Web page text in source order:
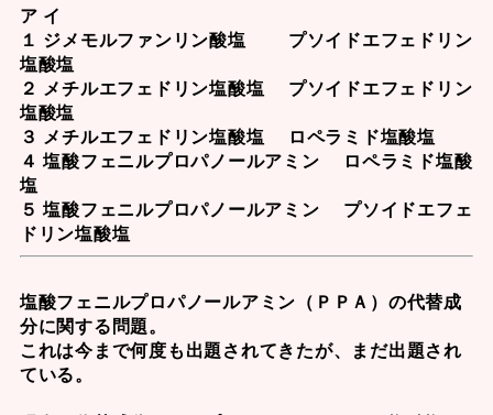
ア イ
１ ジメモルファンリン酸塩 プソイドエフェドリン
塩酸塩
２ メチルエフェドリン塩酸塩 プソイドエフェドリン
塩酸塩
３ メチルエフェドリン塩酸塩 ロペラミド塩酸塩
４ 塩酸フェニルプロパノールアミン ロペラミド塩酸
塩
５ 塩酸フェニルプロパノールアミン プソイドエフェ
ドリン塩酸塩
塩酸フェニルプロパノールアミン（ＰＰＡ）の代替成
分に関する問題。
これは今まで何度も出題されてきたが、まだ出題され
ている。